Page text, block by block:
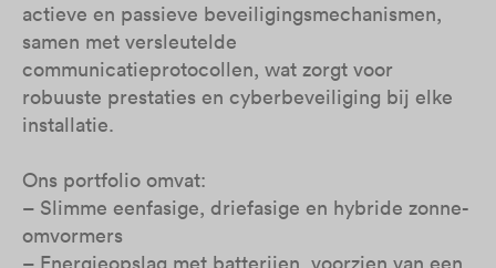
actieve en passieve beveiligingsmechanismen,
samen met versleutelde
communicatieprotocollen, wat zorgt voor
robuuste prestaties en cyberbeveiliging bij elke
installatie.
Ons portfolio omvat:
– Slimme eenfasige, driefasige en hybride zonne-
omvormers